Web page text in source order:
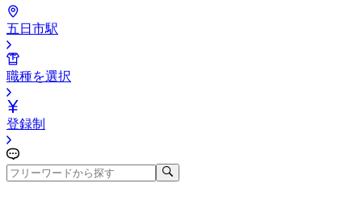
五日市駅
職種を選択
登録制